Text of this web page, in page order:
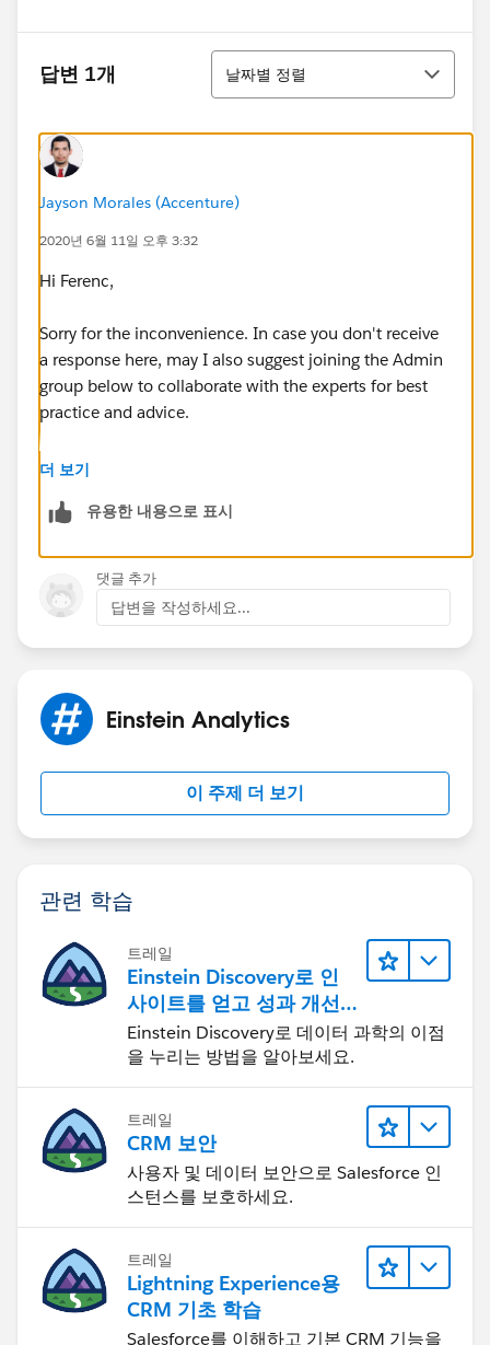
답변 1개
정렬
날짜별 정렬
Jayson Morales (Accenture)
2020년 6월 11일 오후 3:32
Hi Ferenc,
Sorry for the inconvenience. In case you don't receive
a response here, may I also suggest joining the Admin
group below to collaborate with the experts for best
practice and advice.
https://success.salesforce.com/_ui/core/chatter/gro
Regards,
Jayson
더 보기
유용한 내용으로 표시
댓글 추가
답변을 작성하세요...
Einstein Analytics
이 주제 더 보기
관련 학습
트레일
Einstein Discovery로 인
사이트를 얻고 성과 개선
하기
Einstein Discovery로 데이터 과학의 이점
을 누리는 방법을 알아보세요.
트레일
CRM 보안
사용자 및 데이터 보안으로 Salesforce 인
스턴스를 보호하세요.
트레일
Lightning Experience용
CRM 기초 학습
Salesforce를 이해하고 기본 CRM 기능을